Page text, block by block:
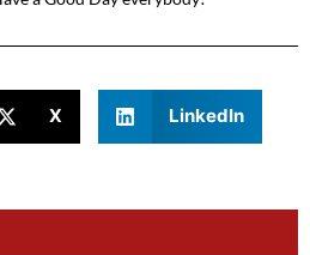
X LinkedIn